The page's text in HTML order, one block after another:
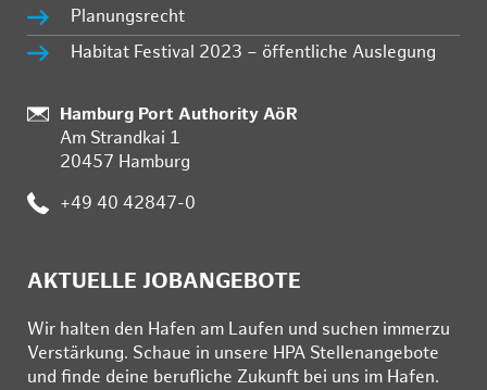
Planungsrecht
Habitat Festival 2023 – öffentliche Auslegung
:
Hamburg Port Authority AöR
Am Strandkai 1
20457 Hamburg
: +49 40 42847-0
AKTUELLE JOBANGEBOTE
Wir hal­ten den Ha­fen am Lau­fen und su­chen im­mer­zu
Ver­stär­kung. Schau­e in un­se­re HPA Stel­len­an­ge­bo­te
und fin­de deine be­ruf­li­che Zu­kunft bei uns im Ha­fen.